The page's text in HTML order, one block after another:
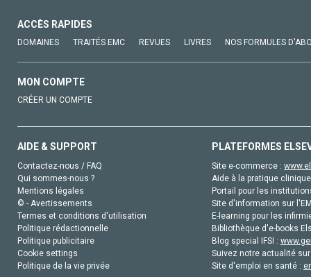
ACCÈS RAPIDES
DOMAINES TRAITÉS EMC REVUES LIVRES NOS FORMULES
MON COMPTE
CRÉER UN COMPTE
AIDE & SUPPORT
Contactez-nous / FAQ
Qui sommes-nous ?
Mentions légales
© - Avertissements
Termes et conditions d'utilisation
Politique rédactionnelle
Politique publicitaire
Cookie settings
Politique de la vie privée
PLATEFORMES
Site e-commerce :
Aide à la pratique
Portail pour les
Site d'information sur
E-learning pour les
Bibliothèque d'e-books
Blog special IFSI :
Suivez notre actualité
Site d'emploi en santé :